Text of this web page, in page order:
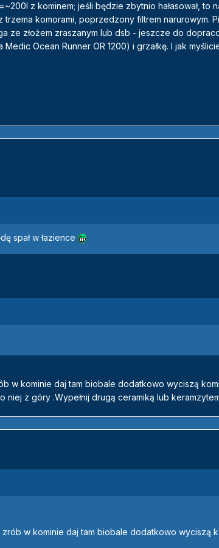
z kominem; jeśli będzie zbytnio hałasował, to
komorami, poprzedzony filtrem narurowym.
ze złożem zraszanym lub dsb - jeszcze do
Ocean Runner OR 1200) i grzałkę. I jak
spał w łazience
w kominie daj tam biobale dodatkowo wyciszą
niej z góry .Wypełnij drugą ceramiką lub
w kominie daj tam biobale dodatkowo wyciszą